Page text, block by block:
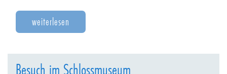
weiterlesen
Besuch im Schlossmuseum